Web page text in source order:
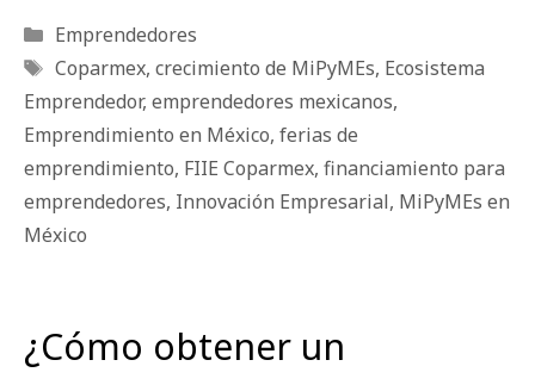
Categorías
Emprendedores
Etiquetas
Coparmex, crecimiento de MiPyMEs, Ecosistema
Emprendedor, emprendedores mexicanos,
Emprendimiento en México, ferias de
emprendimiento, FIIE Coparmex, financiamiento para
emprendedores, Innovación Empresarial, MiPyMEs en
México
¿Cómo obtener un